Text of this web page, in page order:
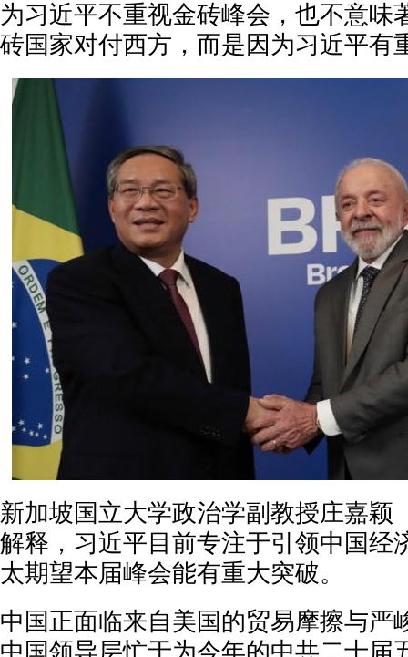
为习近平不重视金砖峰会，也不意味
砖国家对付西方，而是因为习近平有
新加坡国立大学政治学副教授庄嘉颖
解释，习近平目前专注于引领中国经
太期望本届峰会能有重大突破。
中国正面临来自美国的贸易摩擦与严
中国领导层忙于为今年的中共二十届